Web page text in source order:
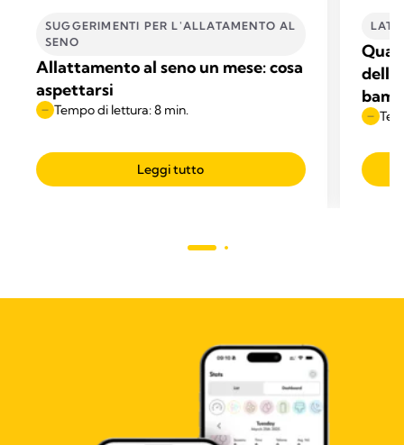
SUGGERIMENTI PER L'ALLATAMENTO AL
SENO
Allattamento al seno un mese: cosa
aspettarsi
Tempo di lettura: 8 min.
Leggi tutto